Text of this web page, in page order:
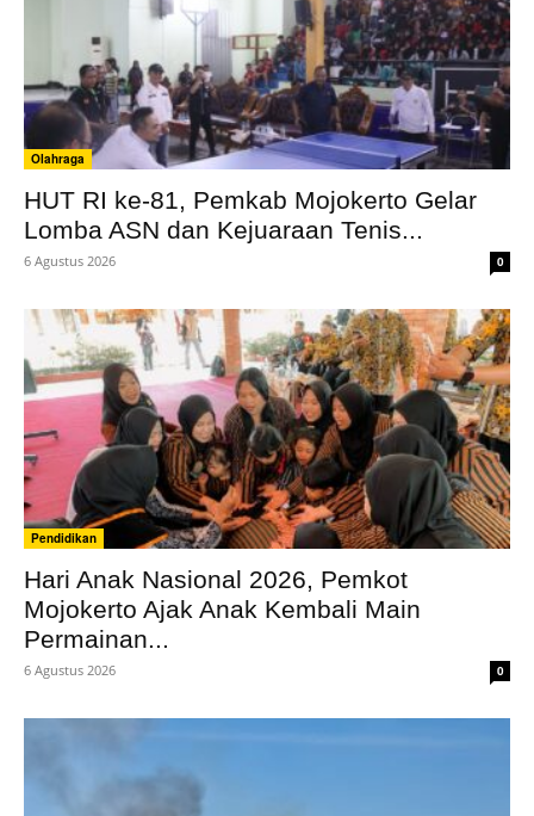
Olahraga
HUT RI ke-81, Pemkab Mojokerto Gelar
Lomba ASN dan Kejuaraan Tenis...
6 Agustus 2026 0
Pendidikan
Hari Anak Nasional 2026, Pemkot
Mojokerto Ajak Anak Kembali Main
Permainan...
6 Agustus 2026 0